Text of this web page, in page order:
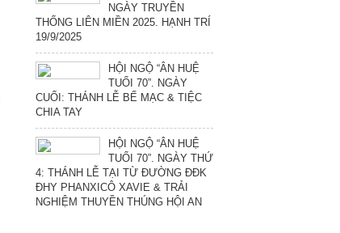
NGÀY TRUYỀN
THỐNG LIÊN MIỀN 2025. HẠNH TRÍ
19/9/2025
HỘI NGỘ “ÂN HUỆ
TUỔI 70”. NGÀY
CUỐI: THÁNH LỄ BẾ MẠC & TIỆC
CHIA TAY
HỘI NGỘ “ÂN HUỆ
TUỔI 70”. NGÀY THỨ
4: THÁNH LỄ TẠI TỪ ĐƯỜNG ĐĐK
ĐHY PHANXICÔ XAVIE & TRẢI
NGHIỆM THUYỀN THÚNG HỘI AN